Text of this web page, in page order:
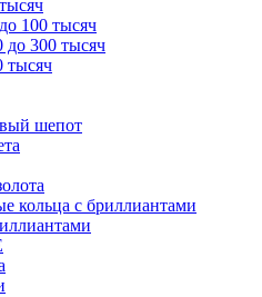
100 тысяч
до 300 тысяч
тысяч
шепот
кольца с бриллиантами